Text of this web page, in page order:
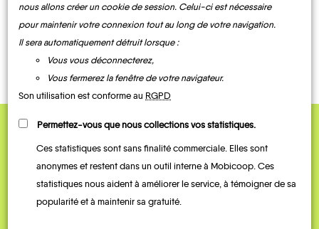
CONTACTEZ-NOUS !
QUELQUES
Témoignages
nous allons créer un cookie de session. Celui-ci est nécessaire
pour maintenir votre connexion tout au long de votre navigation.
Il sera automatiquement détruit lorsque :
Vous vous déconnecterez,
Vous fermerez la fenêtre de votre navigateur.
Son utilisation est conforme au RGPD
Permettez-vous que nous collections vos statistiques.
Ces statistiques sont sans finalité commerciale. Elles sont
anonymes et restent dans un outil interne à Mobicoop. Ces
statistiques nous aident à améliorer le service, à témoigner de sa
popularité et à maintenir sa gratuité.